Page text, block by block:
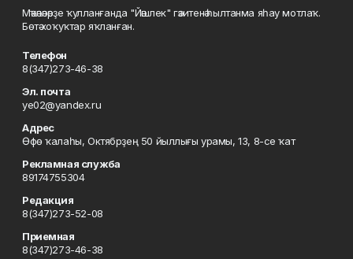
Мәҡәләләрҙе ҡулланғанда "Йәшлек" гәзитенә һылтанма яһау мотлаҡ.
Бөтә хоҡуҡтар яҡланған.
Телефон
8(347)273-46-38
Эл. почта
ye02@yandex.ru
Адрес
Өфө ҡалаһы, Октябрҙең 50 йыллығы урамы, 13, 8-се ҡат
Рекламная служба
89174755304
Редакция
8(347)273-52-08
Приемная
8(347)273-46-38